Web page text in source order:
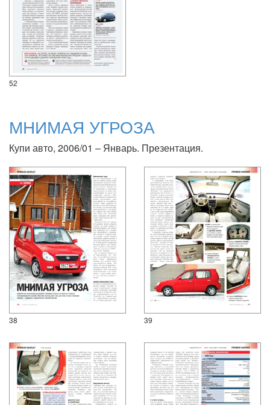
52
МНИМАЯ УГРОЗА
Купи авто, 2006/01 – Январь. Презентация.
38 39